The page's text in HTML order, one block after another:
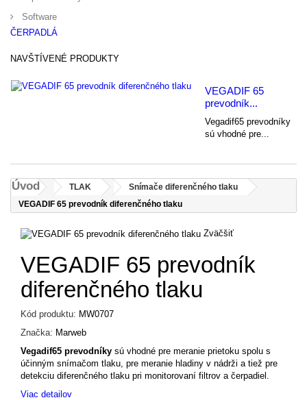
Software
ČERPADLÁ
NAVŠTÍVENÉ PRODUKTY
VEGADIF 65
prevodník...
Vegadif65 prevodníky
sú vhodné pre...
Úvod TLAK
Snímače diferenčného tlaku
VEGADIF 65 prevodník diferenčného tlaku
Zväčšiť
VEGADIF 65 prevodník
diferenčného tlaku
Kód produktu: MW0707
Značka: Marweb
Vegadif65 prevodníky sú vhodné pre meranie prietoku spolu s
účinným snímačom tlaku, pre meranie hladiny v nádrži a tiež pre
detekciu diferenčného tlaku pri monitorovaní filtrov a čerpadiel.
Viac detailov